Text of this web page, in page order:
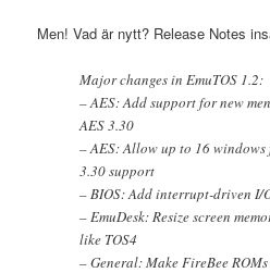
Men! Vad är nytt? Release Notes
Major changes in EmuTOS 1.2:
– AES: Add support for new
AES 3.30
– AES: Allow up to 16
3.30 support
– BIOS: Add interrupt-driven I/
– EmuDesk: Resize screen
like TOS4
– General: Make FireBee